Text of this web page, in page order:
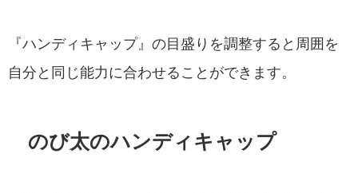
『ハンディキャップ』の目盛りを調整すると周囲を
自分と同じ能力に合わせることができます。
のび太のハンディキャップ